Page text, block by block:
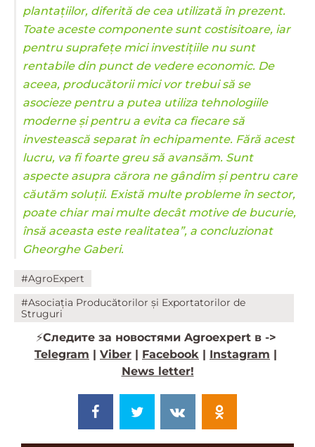
plantațiilor, diferită de cea utilizată în prezent.
Toate aceste componente sunt costisitoare, iar
pentru suprafețe mici investițiile nu sunt
rentabile din punct de vedere economic. De
aceea, producătorii mici vor trebui să se
asocieze pentru a putea utiliza tehnologiile
moderne și pentru a evita ca fiecare să
investească separat în echipamente. Fără acest
lucru, va fi foarte greu să avansăm. Sunt
aspecte asupra cărora ne gândim și pentru care
căutăm soluții. Există multe probleme în sector,
poate chiar mai multe decât motive de bucurie,
însă aceasta este realitatea”, a concluzionat
Gheorghe Gaberi.
#AgroExpert
#Asociația Producătorilor și Exportatorilor de
Struguri
⚡️Следите за новостями Agroexpert в ->
Telegram | Viber | Facebook | Instagram |
News letter!